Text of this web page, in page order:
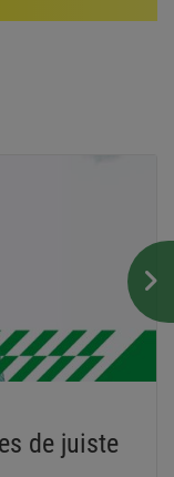
de juiste